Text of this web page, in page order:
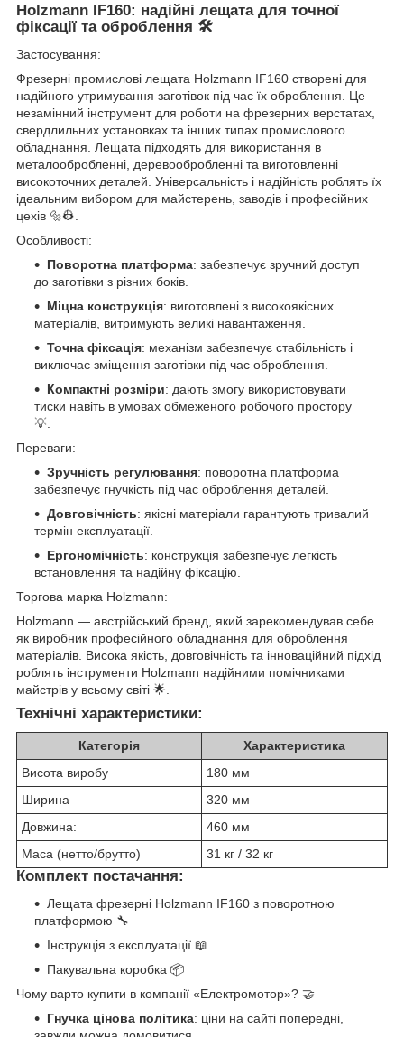
Holzmann IF160: надійні лещата для точної
фіксації та оброблення 🛠️
Застосування:
Фрезерні промислові лещата Holzmann IF160 створені для
надійного утримування заготівок під час їх оброблення. Це
незамінний інструмент для роботи на фрезерних верстатах,
свердлильних установках та інших типах промислового
обладнання. Лещата підходять для використання в
металообробленні, деревообробленні та виготовленні
високоточних деталей. Універсальність і надійність роблять їх
ідеальним вибором для майстерень, заводів і професійних
цехів 🔩👷.
Особливості:
Поворотна платформа: забезпечує зручний доступ
до заготівки з різних боків.
Міцна конструкція: виготовлені з високоякісних
матеріалів, витримують великі навантаження.
Точна фіксація: механізм забезпечує стабільність і
виключає зміщення заготівки під час оброблення.
Компактні розміри: дають змогу використовувати
тиски навіть в умовах обмеженого робочого простору
💡.
Переваги:
Зручність регулювання: поворотна платформа
забезпечує гнучкість під час оброблення деталей.
Довговічність: якісні матеріали гарантують тривалий
термін експлуатації.
Ергономічність: конструкція забезпечує легкість
встановлення та надійну фіксацію.
Торгова марка Holzmann:
Holzmann — австрійський бренд, який зарекомендував себе
як виробник професійного обладнання для оброблення
матеріалів. Висока якість, довговічність та інноваційний підхід
роблять інструменти Holzmann надійними помічниками
майстрів у всьому світі 🌟.
Технічні характеристики:
Категорія
Характеристика
Висота виробу
180 мм
Ширина
320 мм
Довжина:
460 мм
Маса (нетто/брутто)
31 кг / 32 кг
Комплект постачання:
Лещата фрезерні Holzmann IF160 з поворотною
платформою 🔧
Інструкція з експлуатації 📖
Пакувальна коробка 📦
Чому варто купити в компанії «Електромотор»? 🤝
Гнучка цінова політика: ціни на сайті попередні,